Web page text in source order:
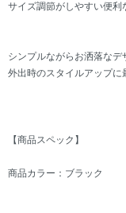
サイズ調節がしやすい便利
シンプルながらお洒落なデ
外出時のスタイルアップに
【商品スペック】
商品カラー：ブラック